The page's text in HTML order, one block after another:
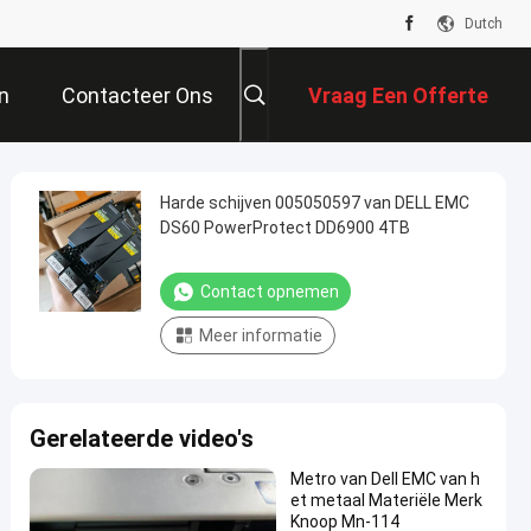
Dutch
Contacteer Ons Vraag Een Offerte
Aan
Harde schijven 005050597 van DELL EMC
DS60 PowerProtect DD6900 4TB
Contact opnemen
Meer informatie
Gerelateerde video's
Metro van Dell EMC van h
et metaal Materiële Merk
Knoop Mn-114